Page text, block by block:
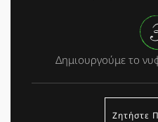
Δημιουργούμε το
Ζητήστε